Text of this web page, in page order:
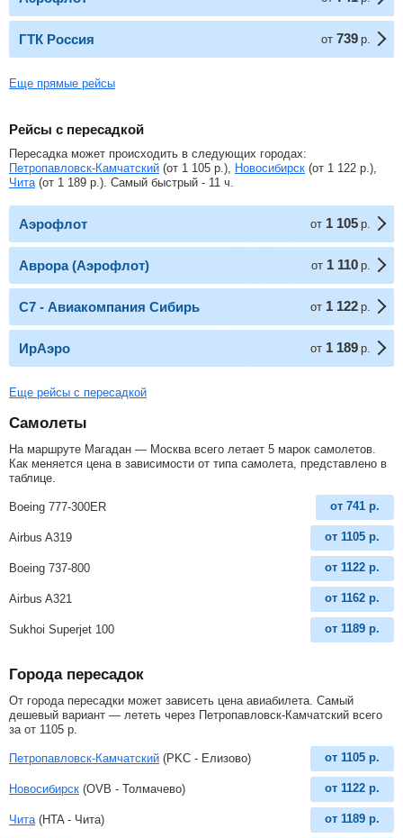
ГТК Россия от 739 р.
Еще прямые рейсы
Рейсы с пересадкой
Пересадка может происходить в следующих городах:
Петропавловск-Камчатский (от 1 105 р. ), Новосибирск (от 1 122 р. ),
Чита (от 1 189 р. ). Самый быстрый - 11 ч.
Аэрофлот от 1 105 р.
Аврора (Аэрофлот) от 1 110 р.
С7 - Авиакомпания Сибирь от 1 122 р.
ИрАэро от 1 189 р.
Еще рейсы с пересадкой
Самолеты
На маршруте Магадан — Москва всего летает 5 марок самолетов.
Как меняется цена в зависимости от типа самолета, представлено в
таблице.
Boeing 777-300ER от 741 р.
Airbus A319 от 1105 р.
Boeing 737-800 от 1122 р.
Airbus A321 от 1162 р.
Sukhoi Superjet 100 от 1189 р.
Города пересадок
От города пересадки может зависеть цена авиабилета. Самый
дешевый вариант — лететь через Петропавловск-Камчатский всего
за от 1105 р
Петропавловск-Камчатский (PKC - Елизово) от 1105 р.
Новосибирск (OVB - Толмачево) от 1122 р.
Чита (HTA - Чита) от 1189 р.